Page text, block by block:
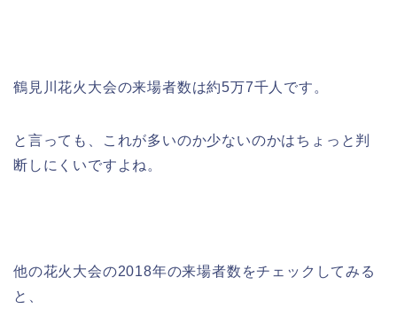
鶴見川花火大会の来場者数は約5万7千人です。
と言っても、これが多いのか少ないのかはちょっと判
断しにくいですよね。
他の花火大会の2018年の来場者数をチェックしてみる
と、